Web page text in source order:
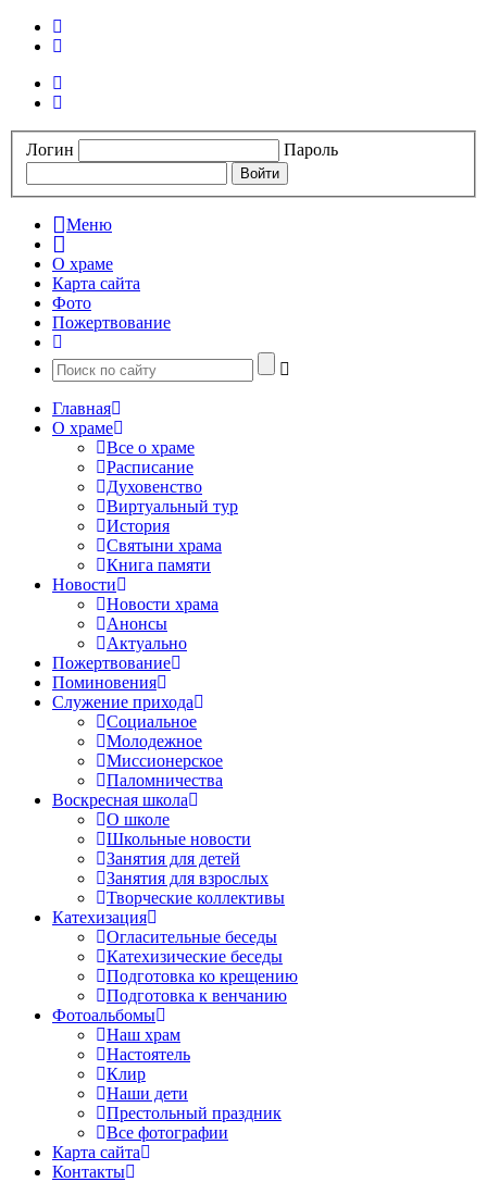
Логин Пароль
Меню
О храме
Карта сайта
Фото
Пожертвование
Главная
О храме
Все о храме
Расписание
Духовенство
Виртуальный тур
История
Святыни храма
Книга памяти
Новости
Новости храма
Анонсы
Актуально
Пожертвование
Поминовения
Служение прихода
Социальное
Молодежное
Миссионерское
Паломничества
Воскресная школа
О школе
Школьные новости
Занятия для детей
Занятия для взрослых
Творческие коллективы
Катехизация
Огласительные беседы
Катехизические беседы
Подготовка ко крещению
Подготовка к венчанию
Фотоальбомы
Наш храм
Настоятель
Клир
Наши дети
Престольный праздник
Все фотографии
Карта сайта
Контакты